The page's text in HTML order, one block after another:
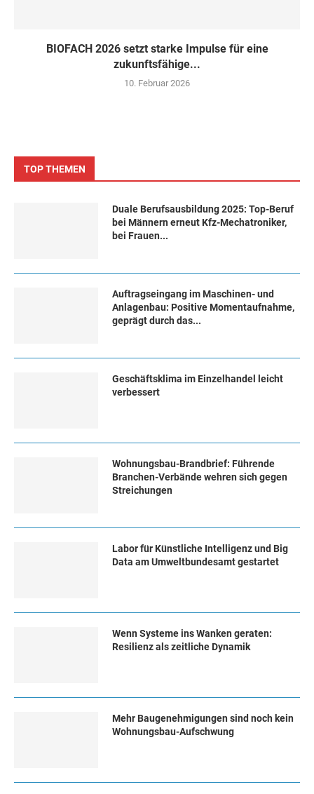
BIOFACH 2026 setzt starke Impulse für eine
zukunftsfähige...
10. Februar 2026
TOP THEMEN
Duale Berufsausbildung 2025: Top-Beruf
bei Männern erneut Kfz-Mechatroniker,
bei Frauen...
Auftragseingang im Maschinen- und
Anlagenbau: Positive Momentaufnahme,
geprägt durch das...
Geschäftsklima im Einzelhandel leicht
verbessert
Wohnungsbau-Brandbrief: Führende
Branchen-Verbände wehren sich gegen
Streichungen
Labor für Künstliche Intelligenz und Big
Data am Umweltbundesamt gestartet
Wenn Systeme ins Wanken geraten:
Resilienz als zeitliche Dynamik
Mehr Baugenehmigungen sind noch kein
Wohnungsbau-Aufschwung